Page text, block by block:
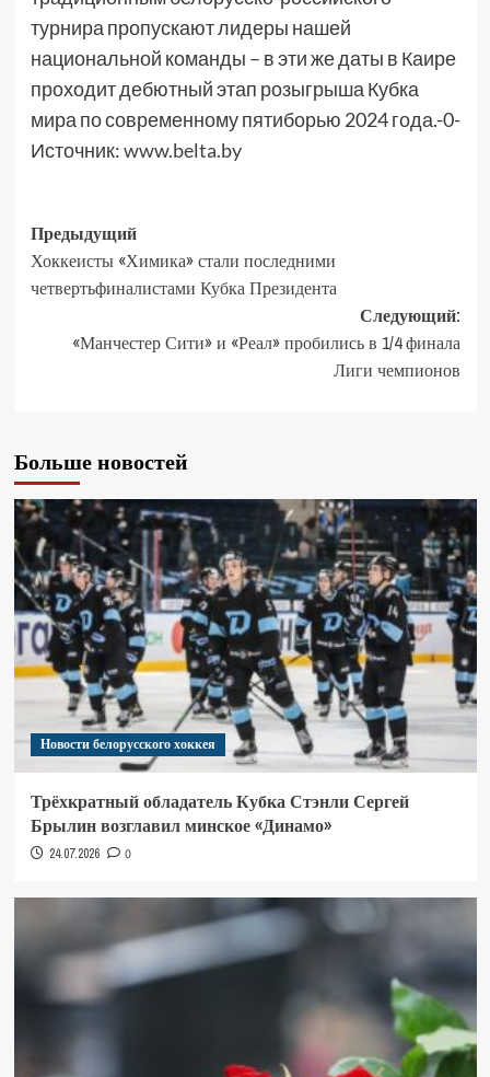
турнира пропускают лидеры нашей
национальной команды – в эти же даты в Каире
проходит дебютный этап розыгрыша Кубка
мира по современному пятиборью 2024 года.-0-
Источник:www.belta.by
Предыдущий
Хоккеисты «Химика» стали последними
четвертьфиналистами Кубка Президента
Следующий:
«Манчестер Сити» и «Реал» пробились в 1/4 финала
Лиги чемпионов
Больше новостей
Новости белорусского хоккея
Трёхкратный обладатель Кубка Стэнли Сергей
Брылин возглавил минское «Динамо»
24.07.2026 0